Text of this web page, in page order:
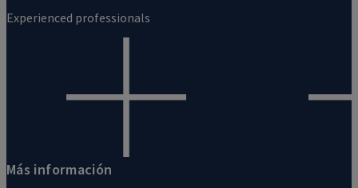
Experienced professionals
Más información